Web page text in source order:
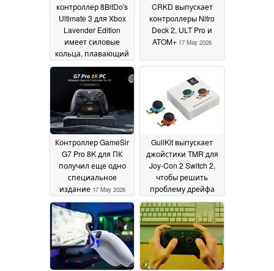
контроллер 8BitDo's
Ultimate 3 для Xbox
Lavender Edition
имеет силовые
кольца, плавающий
D-pad и многое
другое19 May 2026
CRKD выпускает
контроллеры Nitro
Deck 2, ULT Pro и
ATOM+ 17 May 2026
Контроллер GameSir
G7 Pro 8K для ПК
получил еще одно
специальное
издание 17 May 2026
GuliKit выпускает
джойстики TMR для
Joy-Con 2 Switch 2,
чтобы решить
проблему дрейфа
стиков15 May 2026